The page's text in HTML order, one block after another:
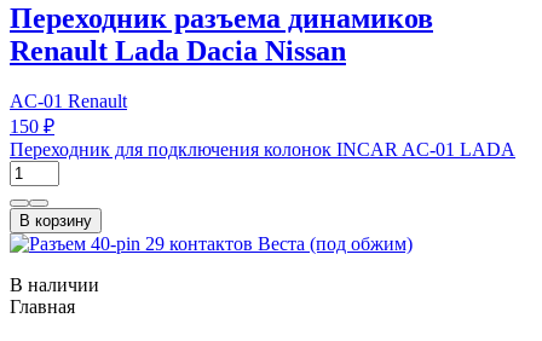
Переходник разъема динамиков
Renault Lada Dacia Nissan
AC-01 Renault
150 ₽
Переходник для подключения колонок INCAR AC-01 LADA
В корзину
В наличии
Главная